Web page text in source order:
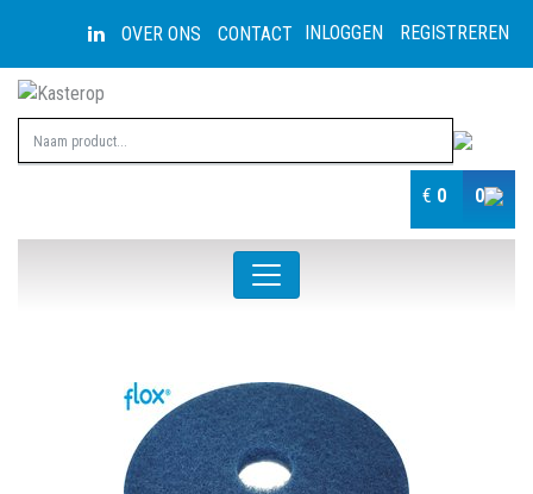
INLOGGEN REGISTREREN
OVER ONS CONTACT
€ 0 0